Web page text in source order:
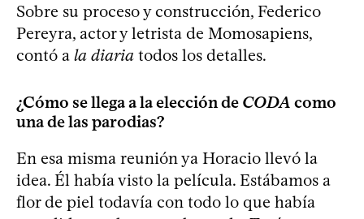
Sobre su proceso y construcción, Federico
Pereyra, actor y letrista de Momosapiens,
contó a la diaria todos los detalles.
¿Cómo se llega a la elección de CODA como
una de las parodias?
En esa misma reunión ya Horacio llevó la
idea. Él había visto la película. Estábamos a
flor de piel todavía con todo lo que había